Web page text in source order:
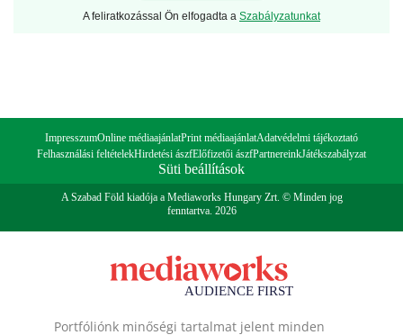
A feliratkozással Ön elfogadta a Szabályzatunkat
ImpresszumOnline médiaajánlatPrint médiaajánlatAdatvédelmi tájékoztató
Felhasználási feltételekHirdetési ászfElőfizetői ászfPartnereinkJátékszabályzat
Süti beállítások
A Szabad Föld kiadója a Mediaworks Hungary Zrt. © Minden jog
fenntartva. 2026
Portfóliónk minőségi tartalmat jelent minden